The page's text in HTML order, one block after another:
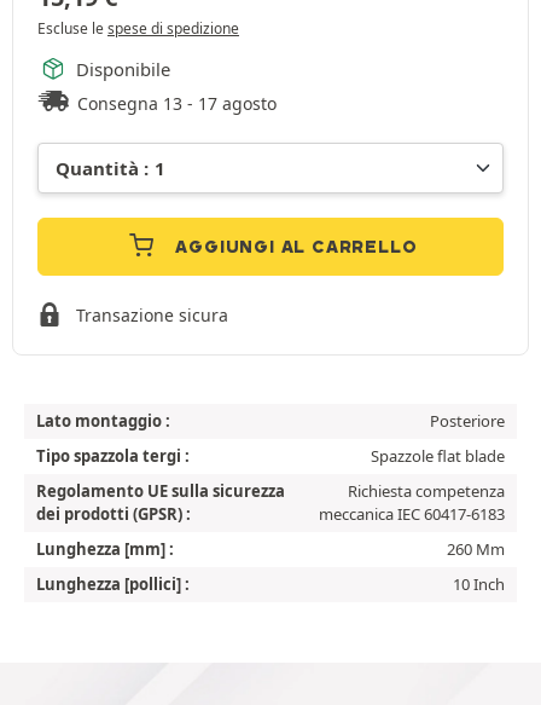
Escluse lespese di spedizione
Disponibile
Consegna 13 - 17 agosto
AGGIUNGI AL CARRELLO
Transazione sicura
Lato montaggio :
Posteriore
Tipo spazzola tergi :
Spazzole flat blade
Regolamento UE sulla sicurezza
dei prodotti (GPSR) :
Richiesta competenza
meccanica IEC 60417-6183
Lunghezza [mm] :
260 Mm
Lunghezza [pollici] :
10 Inch